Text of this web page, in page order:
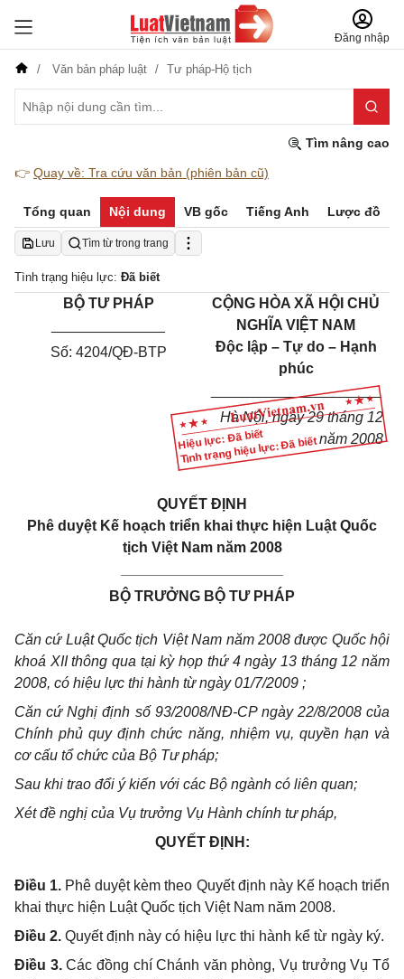
Đăng nhập
Văn bản pháp luật Tư pháp-Hộ tịch
Tìm nâng cao
👉 Quay về: Tra cứu văn bản (phiên bản cũ)
Tổng quan Nội dung VB gốc Tiếng Anh Lược đồ
Lưu Tìm từ trong trang
Tình trạng hiệu lực: Đã biết
Hiệu lực: Đã biết
Tình trạng hiệu lực: Đã biết
BỘ TƯ PHÁP
Số: 4204/QĐ-BTP
CỘNG HÒA XÃ HỘI CHỦ
NGHĨA VIỆT NAM
Độc lập – Tự do – Hạnh
phúc
_____________________
Hà Nội, ngày 29 tháng 12
năm 2008
QUYẾT ĐỊNH
Phê duyệt Kế hoạch triển khai thực hiện Luật Quốc
tịch Việt Nam năm 2008
BỘ TRƯỞNG BỘ TƯ PHÁP
Căn cứ Luật Quốc tịch Việt Nam năm 2008 được Quốc hội
khoá XII thông qua tại kỳ họp thứ 4 ngày 13 tháng 12 năm
2008, có hiệu lực thi hành từ ngày 01/7/2009 ;
Căn cứ Nghị định số 93/2008/NĐ-CP ngày 22/8/2008 của
Chính phủ quy định chức năng, nhiệm vụ, quyền hạn và
cơ cấu tổ chức của Bộ Tư pháp;
Sau khi trao đổi ý kiến với các Bộ ngành có liên quan;
Xét đề nghị của Vụ trưởng Vụ Hành chính tư pháp,
QUYẾT ĐỊNH:
Điều 1. Phê duyệt kèm theo Quyết định này Kế hoạch triển
khai thực hiện Luật Quốc tịch Việt Nam năm 2008.
Điều 2. Quyết định này có hiệu lực thi hành kể từ ngày ký.
Điều 3.Các đồng chí Chánh văn phòng, Vụ trưởng Vụ Tổ